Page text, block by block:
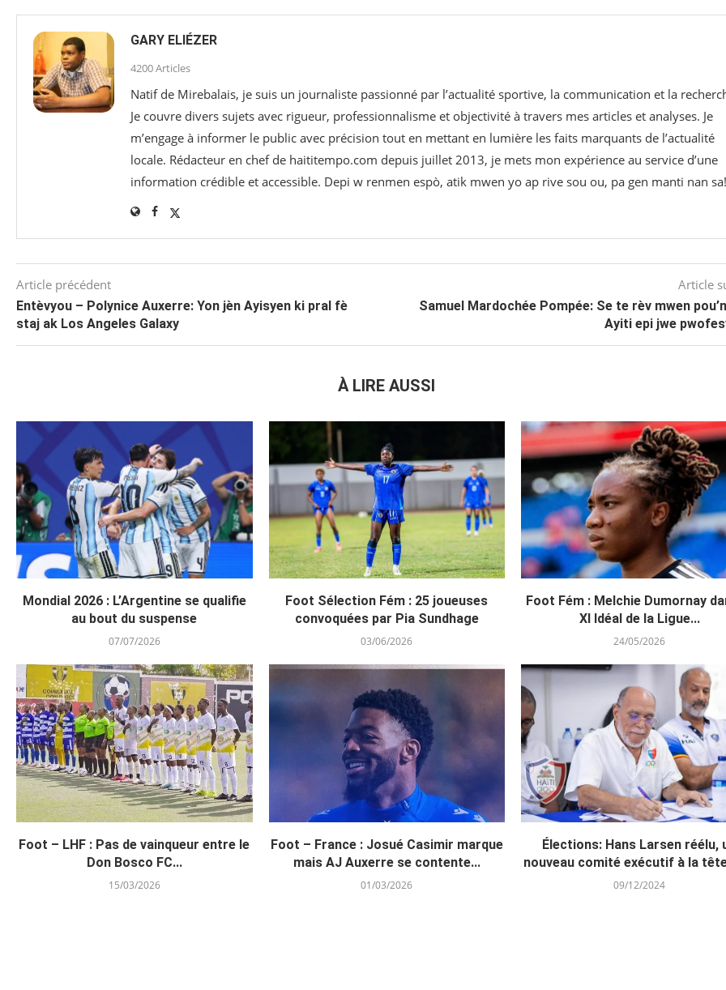
GARY ELIÉZER
4200 Articles
Natif de Mirebalais, je suis un journaliste passionné par l’actualité sportive, la communication et la
Je couvre divers sujets avec rigueur, professionnalisme et objectivité à travers mes articles et analyses. Je
m’engage à informer le public avec précision tout en mettant en lumière les faits marquants de l’actualité
locale. Rédacteur en chef de haititempo.com⁠ depuis juillet 2013, je mets mon expérience au service d’une
information crédible et accessible. Depi w renmen espò, atik mwen yo ap rive sou ou, pa gen manti nan sa!
Article précédent
Entèvyou – Polynice Auxerre: Yon jèn Ayisyen ki pral fè
staj ak Los Angeles Galaxy
Article
Samuel Mardochée Pompée: Se te rèv mwen
Ayiti epi jwe
À LIRE AUSSI
Mondial 2026 : L’Argentine se qualifie
au bout du suspense
07/07/2026
Foot Sélection Fém : 25 joueuses
convoquées par Pia Sundhage
03/06/2026
Foot Fém : Melchie Dumornay
XI Idéal de la Ligue...
24/05/2026
Foot – LHF : Pas de vainqueur entre le
Don Bosco FC...
15/03/2026
Foot – France : Josué Casimir marque
mais AJ Auxerre se contente...
01/03/2026
Élections: Hans Larsen réélu,
nouveau comité exécutif à la
09/12/2024